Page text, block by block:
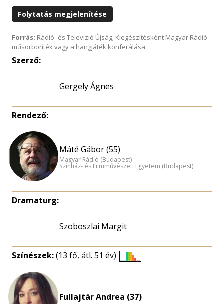
Folytatás megjelenítése
Forrás: Rádió- és Televízió Újság; Kiegészítésként Magyar Rádió
műsorboríték vagy a hangjáték konferálása
Szerző:
Gergely Ágnes
Rendező:
Máté Gábor (55)
Magyar Rádió (Budapest)
Színház- és Filmművészeti Egyetem (Budapest)
Dramaturg:
Szoboszlai Margit
Színészek:(13 fő, átl. 51 év)
Fullajtár Andrea (37)